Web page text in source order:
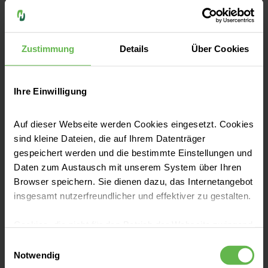
Zustimmung Details Über Cookies
Ihre Einwilligung
Auf dieser Webseite werden Cookies eingesetzt. Cookies
sind kleine Dateien, die auf Ihrem Datenträger
gespeichert werden und die bestimmte Einstellungen und
Daten zum Austausch mit unserem System über Ihren
Browser speichern. Sie dienen dazu, das Internetangebot
insgesamt nutzerfreundlicher und effektiver zu gestalten.
eingesetzt werden.
Notwendig
Unsere Qualität
uns nicht nur ein Wort, es ist ein Versprechen.
optimieren wir unsere Qualität, damit sie
Zu unseren Qualitätszahlen
Komfortleistungen